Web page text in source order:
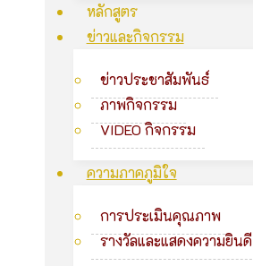
หลักสูตร
ข่าวและกิจกรรม
ข่าวประชาสัมพันธ์
ภาพกิจกรรม
VIDEO กิจกรรม
ความภาคภูมิใจ
การประเมินคุณภาพ
รางวัลและแสดงความยินดี